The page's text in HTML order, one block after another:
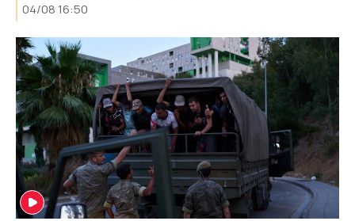
04/08 16:50